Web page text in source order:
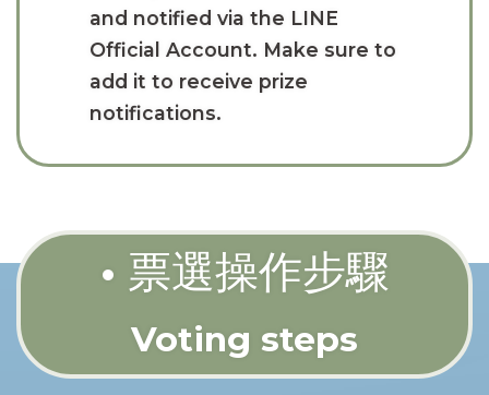
and notified via the LINE
Official Account. Make sure to
add it to receive prize
notifications.
• 票選操作步驟
Voting steps